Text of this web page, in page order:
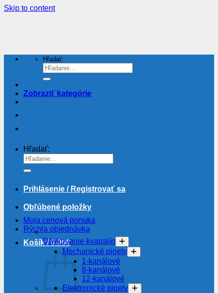
Skip to content
Hľadať:
Prihlásenie / Registrovať sa
Obľúbené položky
Moja cenová ponuka
Rýchla objednávka
Košík /0.00€
Hľadať:
Zobraziť kategórie
Dávkovanie kvapalín
Mechanické pipety
1-kanálové
8-kanálové
12-kanálové
Elektronické pipety